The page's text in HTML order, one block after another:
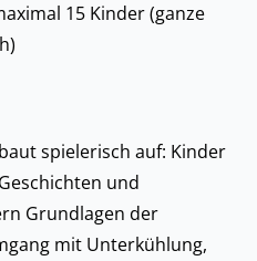
15 Kinder (ganze
spielerisch auf: Kinder
und
Grundlagen der
mit Unterkühlung,